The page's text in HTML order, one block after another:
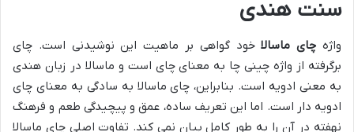
سنت هندی
واژه چای ماسالاخود گواهی بر ماهیت این نوشیدنی است. چای
برگرفته از واژه چینی چا به معنای چای است و ماسالا در زبان هندی
به معنی ادویه است. بنابراین، چای ماسالا به سادگی به معنای چای
ادویه دار است. اما این تعریف ساده، عمق و پیچیدگی طعم و فرهنگ
نهفته در آن را به طور کامل بیان نمی کند. تفاوت اصلی چای ماسالا